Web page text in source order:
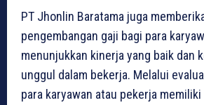
PT Jhonlin Baratama juga
pengembangan gaji bagi para
menunjukkan kinerja yang baik dan
unggul dalam bekerja. Melalui
para karyawan atau pekerja